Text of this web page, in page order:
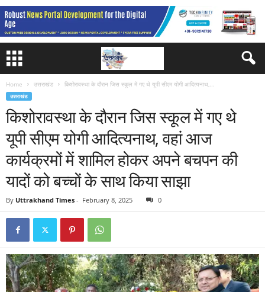
Home उत्तराखंड किशोरावस्था के दौरान जिस स्कूल में गए थे यूपी सीएम योगी आदित्यनाथ,...
उत्तराखंड
किशोरावस्था के दौरान जिस स्कूल में गए थे
यूपी सीएम योगी आदित्यनाथ, वहां आज
कार्यक्रमों में शामिल होकर अपने बचपन की
यादों को बच्चों के साथ किया साझा
By Uttrakhand Times - February 8, 2025 0